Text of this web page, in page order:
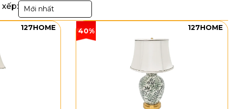
xếp: Mới nhất
127HOME 40% 127HOME